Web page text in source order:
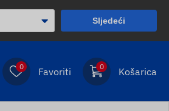
Sljedeći
0 Favoriti 0 Košarica